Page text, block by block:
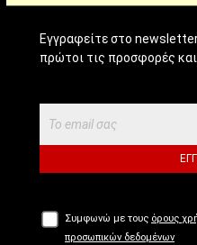
Εγγραφείτε στο
πρώτοι τις προσφορές
Συμφωνώ με τους όρους
προσωπικών δεδομένων